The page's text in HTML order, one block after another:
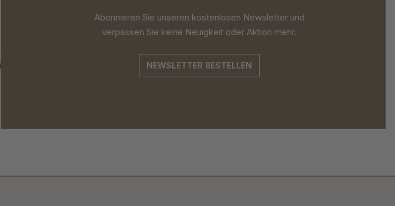
Abonnieren Sie unseren kostenlosen Newsletter und
verpassen Sie keine Neuigkeit oder Aktion mehr.
NEWSLETTER BESTELLEN